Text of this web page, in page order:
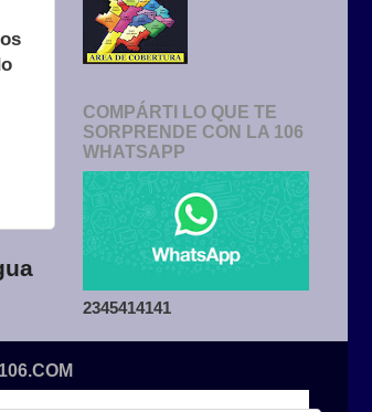
COMPÁRTI LO QUE TE
SORPRENDE CON LA 106
WHATSAPP
2345414141